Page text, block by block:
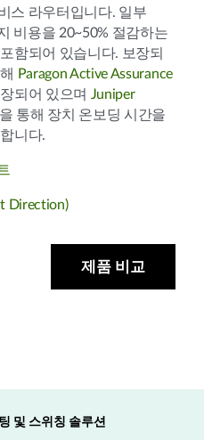
스 라우터입니다. 일부
비용을 20~50% 절감하는
함되어 있습니다. 보장되
Paragon Active Assurance
되어 있으며 Juniper
통해 장치 온보딩 시간을
니다.
Direction)
제품 비교
및 스위칭 솔루션